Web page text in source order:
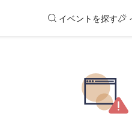
イベントを探す